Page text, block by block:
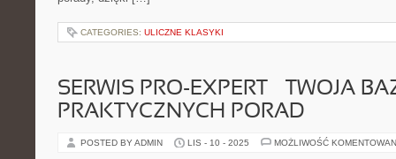
CATEGORIES: ULICZNE KLASYKI
SERWIS PRO-EXPERT – TWOJA
PRAKTYCZNYCH PORAD
POSTED BY ADMIN LIS - 10 - 2025 MOŻLIWOŚĆ